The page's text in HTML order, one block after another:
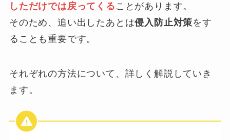
しただけでは戻ってくる ことがあります。
そのため、追い出したあとは侵入防止対策をす
ることも重要です。
それぞれの方法について、詳しく解説していき
ます。